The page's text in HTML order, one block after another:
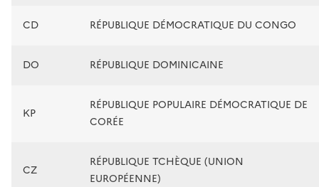
CD RÉPUBLIQUE DÉMOCRATIQUE DU CONGO
DO RÉPUBLIQUE DOMINICAINE
KP
RÉPUBLIQUE POPULAIRE DÉMOCRATIQUE DE
CORÉE
CZ
RÉPUBLIQUE TCHÈQUE (UNION
EUROPÉENNE)